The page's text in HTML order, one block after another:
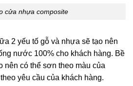
cửa nhựa composite
2 yếu tố gỗ và nhựa sẽ tạo nên
nước 100% cho khách hàng. Bề
nên có thể sơn theo màu của
yêu cầu của khách hàng.